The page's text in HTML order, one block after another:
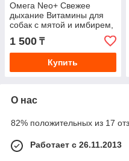
Омега Neo+ Свежее
дыхание Витамины для
собак с мятой и имбирем,
1 500 ₸
Купить
О нас
82% положительных из 17
Работает с 26.11.2013